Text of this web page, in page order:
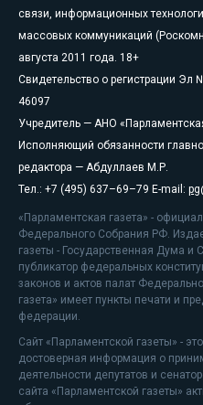
связи, информационных
массовых коммуникаций
августа 2011 года. 18+
Свидетельство о регистрации Эл
46097
Учредитель — АНО
Исполняющий обязанности
редактора — Абдуллаев М.Р.
Тел.: +7 (495) 637–69–79 E-mail:
«Парламентская газета» -
Федерального Собрания РФ.
газеты - Государственная Дума
публикатор федеральных
законов и актов палат
газета» имеет пункты печати и
федерации.
Сайт «Парламентской газеты» -
достоверная информация о
деятельности депутатов и
сайта «Парламентской газеты»